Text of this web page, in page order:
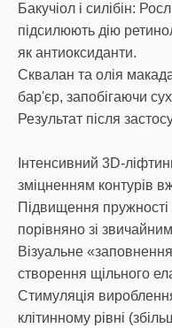
Бакучіол і силібін:
підсилюють дію
як антиоксиданти.
Сквалан та олія
бар'єр, запобігаючи
Результат після
Інтенсивний 3D-
зміцненням контурів
Підвищення
порівняно зі
Візуальне
створення щільного
Стимуляція
клітинному рівні